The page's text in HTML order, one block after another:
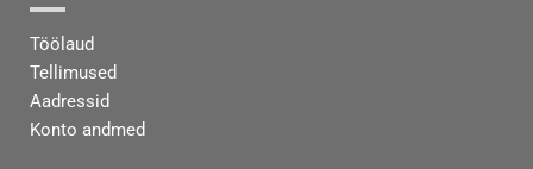
Töölaud
Tellimused
Aadressid
Konto andmed